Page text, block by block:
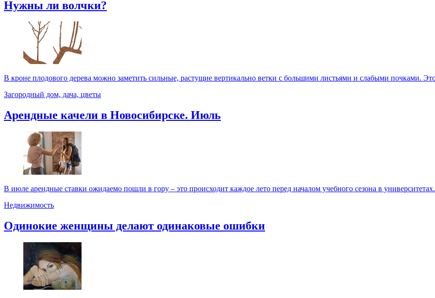
Нужны ли волчки?
В кроне плодового дерева можно заметить сильные, растущие вертикально ветки с большими листьями и слабыми почками.
Загородный дом, дача, цветы
Арендные качели в Новосибирске. Июль
В июле арендные ставки ожидаемо пошли в гору – это происходит каждое лето перед началом учебного сезона в
Недвижимость
Одинокие женщины делают одинаковые ошибки